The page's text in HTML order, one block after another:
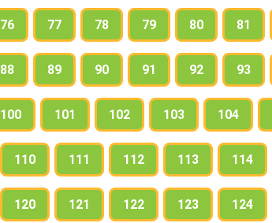
76 77 78 79 80 81
88 89 90 91 92 93
100 101 102 103 104
110 111 112 113 114
120 121 122 123 124